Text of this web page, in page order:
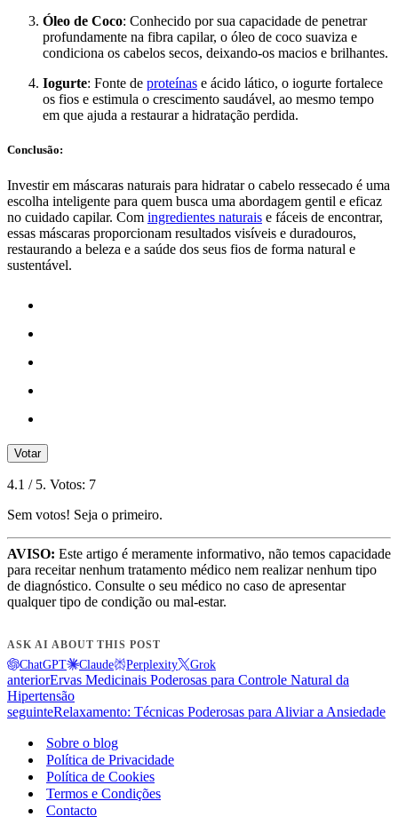
Óleo de Coco: Conhecido por sua capacidade de penetrar
profundamente na fibra capilar, o óleo de coco suaviza e
condiciona os cabelos secos, deixando-os macios e brilhantes.
Iogurte: Fonte de proteínas e ácido lático, o iogurte fortalece
os fios e estimula o crescimento saudável, ao mesmo tempo
em que ajuda a restaurar a hidratação perdida.
Conclusão:
Investir em máscaras naturais para hidratar o cabelo ressecado é uma
escolha inteligente para quem busca uma abordagem gentil e eficaz
no cuidado capilar. Com ingredientes naturais e fáceis de encontrar,
essas máscaras proporcionam resultados visíveis e duradouros,
restaurando a beleza e a saúde dos seus fios de forma natural e
sustentável.
Votar
4.1 / 5. Votos: 7
Sem votos! Seja o primeiro.
AVISO: Este artigo é meramente informativo, não temos capacidade
para receitar nenhum tratamento médico nem realizar nenhum tipo
de diagnóstico. Consulte o seu médico no caso de apresentar
qualquer tipo de condição ou mal-estar.
ASK AI ABOUT THIS POST
ChatGPT Claude Perplexity Grok
anteriorErvas Medicinais Poderosas para Controle Natural da
Hipertensão
seguinteRelaxamento: Técnicas Poderosas para Aliviar a Ansiedade
Sobre o blog
Política de Privacidade
Política de Cookies
Termos e Condições
Contacto